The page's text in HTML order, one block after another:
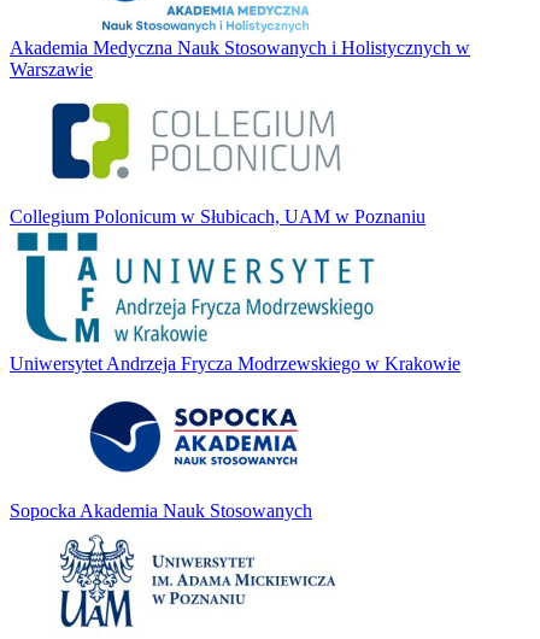
Akademia Medyczna Nauk Stosowanych i Holistycznych w
Warszawie
Collegium Polonicum w Słubicach, UAM w Poznaniu
Uniwersytet Andrzeja Frycza Modrzewskiego w Krakowie
Sopocka Akademia Nauk Stosowanych